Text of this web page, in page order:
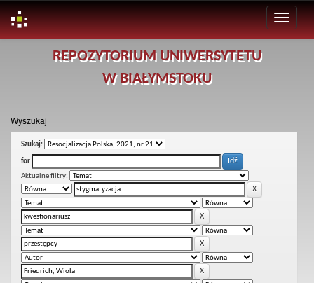
REPOZYTORIUM UNIWERSYTETU
W BIAŁYMSTOKU
Wyszukaj
Szukaj:
for
Aktualne filtry: